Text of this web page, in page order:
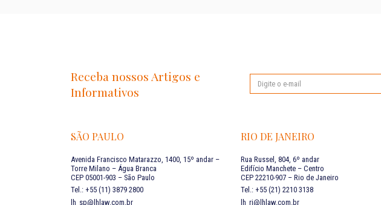
Receba nossos Artigos e
Informativos
SÃO PAULO
Avenida Francisco Matarazzo, 1400, 15º andar –
Torre Milano – Água Branca
CEP 05001-903 – São Paulo
Tel.: +55 (11) 3879 2800
lh_sp@lhlaw.com.br
RIO DE JANEIRO
Rua Russel, 804, 6º andar
Edifício Manchete – Centro
CEP 22210-907 – Rio de Janeiro
Tel.: +55 (21) 2210 3138
lh_rj@lhlaw.com.br